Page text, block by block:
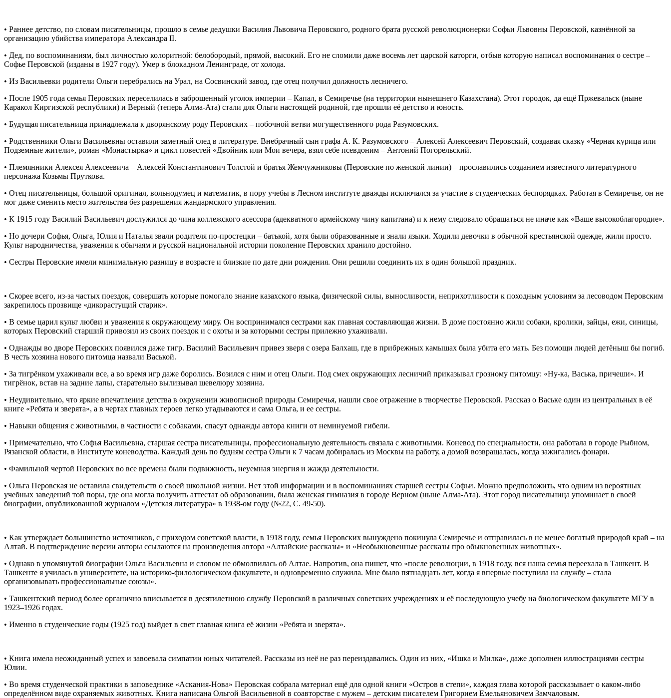
• Раннее детство, по словам писательницы, прошло в семье дедушки Василия Львовича Перовского, родного брата русской революционерки Софьи Львовны Перовской, казнённой за
организацию убийства императора Александра II.
• Дед, по воспоминаниям, был личностью колоритной: белобородый, прямой, высокий. Его не сломили даже восемь лет царской каторги, отбыв которую написал воспоминания о сестре –
Софье Перовской (изданы в 1927 году). Умер в блокадном Ленинграде, от холода.
• Из Васильевки родители Ольги перебрались на Урал, на Сосвинский завод, где отец получил должность лесничего.
• После 1905 года семья Перовских переселилась в заброшенный уголок империи – Капал, в Семиречье (на территории нынешнего Казахстана). Этот городок, да ещё Пржевальск (ныне
Каракол Киргизской республики) и Верный (теперь Алма-Ата) стали для Ольги настоящей родиной, где прошли её детство и юность.
• Будущая писательница принадлежала к дворянскому роду Перовских – побочной ветви могущественного рода Разумовских.
• Родственники Ольги Васильевны оставили заметный след в литературе. Внебрачный сын графа А. К. Разумовского – Алексей Алексеевич Перовский, создавая сказку «Черная курица или
Подземные жители», роман «Монастырка» и цикл повестей «Двойник или Мои вечера, взял себе псевдоним – Антоний Погорельский.
• Племянники Алексея Алексеевича – Алексей Константинович Толстой и братья Жемчужниковы (Перовские по женской линии) – прославились созданием известного литературного
персонажа Козьмы Пруткова.
• Отец писательницы, большой оригинал, вольнодумец и математик, в пору учебы в Лесном институте дважды исключался за участие в студенческих беспорядках. Работая в Семиречье, он не
мог даже сменить место жительства без разрешения жандармского управления.
• К 1915 году Василий Васильевич дослужился до чина коллежского асессора (адекватного армейскому чину капитана) и к нему следовало обращаться не иначе как «Ваше высокоблагородие».
• Но дочери Софья, Ольга, Юлия и Наталья звали родителя по-простецки – батькой, хотя были образованные и знали языки. Ходили девочки в обычной крестьянской одежде, жили просто.
Культ народничества, уважения к обычаям и русской национальной истории поколение Перовских хранило достойно.
• Сестры Перовские имели минимальную разницу в возрасте и близкие по дате дни рождения. Они решили соединить их в один большой праздник.
• Скорее всего, из-за частых поездок, совершать которые помогало знание казахского языка, физической силы, выносливости, неприхотливости к походным условиям за лесоводом Перовским
закрепилось прозвище «дикорастущий старик».
• В семье царил культ любви и уважения к окружающему миру. Он воспринимался сестрами как главная составляющая жизни. В доме постоянно жили собаки, кролики, зайцы, ежи, синицы,
которых Перовский старший привозил из своих поездок и с охоты и за которыми сестры прилежно ухаживали.
• Однажды во дворе Перовских появился даже тигр. Василий Васильевич привез зверя с озера Балхаш, где в прибрежных камышах была убита его мать. Без помощи людей детёныш бы погиб.
В честь хозяина нового питомца назвали Васькой.
• За тигрёнком ухаживали все, а во время игр даже боролись. Возился с ним и отец Ольги. Под смех окружающих лесничий приказывал грозному питомцу: «Ну-ка, Васька, причеши». И
тигрёнок, встав на задние лапы, старательно вылизывал шевелюру хозяина.
• Неудивительно, что яркие впечатления детства в окружении живописной природы Семиречья, нашли свое отражение в творчестве Перовской. Рассказ о Ваське один из центральных в её
книге «Ребята и зверята», а в чертах главных героев легко угадываются и сама Ольга, и ее сестры.
• Навыки общения с животными, в частности с собаками, спасут однажды автора книги от неминуемой гибели.
• Примечательно, что Софья Васильевна, старшая сестра писательницы, профессиональную деятельность связала с животными. Коневод по специальности, она работала в городе Рыбном,
Рязанской области, в Институте коневодства. Каждый день по будням сестра Ольги к 7 часам добиралась из Москвы на работу, а домой возвращалась, когда зажигались фонари.
• Фамильной чертой Перовских во все времена были подвижность, неуемная энергия и жажда деятельности.
• Ольга Перовская не оставила свидетельств о своей школьной жизни. Нет этой информации и в воспоминаниях старшей сестры Софьи. Можно предположить, что одним из вероятных
учебных заведений той поры, где она могла получить аттестат об образовании, была женская гимназия в городе Верном (ныне Алма-Ата). Этот город писательница упоминает в своей
биографии, опубликованной журналом «Детская литература» в 1938-ом году (№22, С. 49-50).
• Как утверждает большинство источников, с приходом советской власти, в 1918 году, семья Перовских вынуждено покинула Семиречье и отправилась в не менее богатый природой край – на
Алтай. В подтверждение версии авторы ссылаются на произведения автора «Алтайские рассказы» и «Необыкновенные рассказы про обыкновенных животных».
• Однако в упомянутой биографии Ольга Васильевна и словом не обмолвилась об Алтае. Напротив, она пишет, что «после революции, в 1918 году, вся наша семья переехала в Ташкент. В
Ташкенте я училась в университете, на историко-филологическом факультете, и одновременно служила. Мне было пятнадцать лет, когда я впервые поступила на службу – стала
организовывать профессиональные союзы».
• Ташкентский период более органично вписывается в десятилетнюю службу Перовской в различных советских учреждениях и её последующую учебу на биологическом факультете МГУ в
1923–1926 годах.
• Именно в студенческие годы (1925 год) выйдет в свет главная книга её жизни «Ребята и зверята».
• Книга имела неожиданный успех и завоевала симпатии юных читателей. Рассказы из неё не раз переиздавались. Один из них, «Ишка и Милка», даже дополнен иллюстрациями сестры
Юлии.
• Во время студенческой практики в заповеднике «Аскания-Нова» Перовская собрала материал ещё для одной книги «Остров в степи», каждая глава которой рассказывает о каком-либо
определённом виде охраняемых животных. Книга написана Ольгой Васильевной в соавторстве с мужем – детским писателем Григорием Емельяновичем Замчаловым.